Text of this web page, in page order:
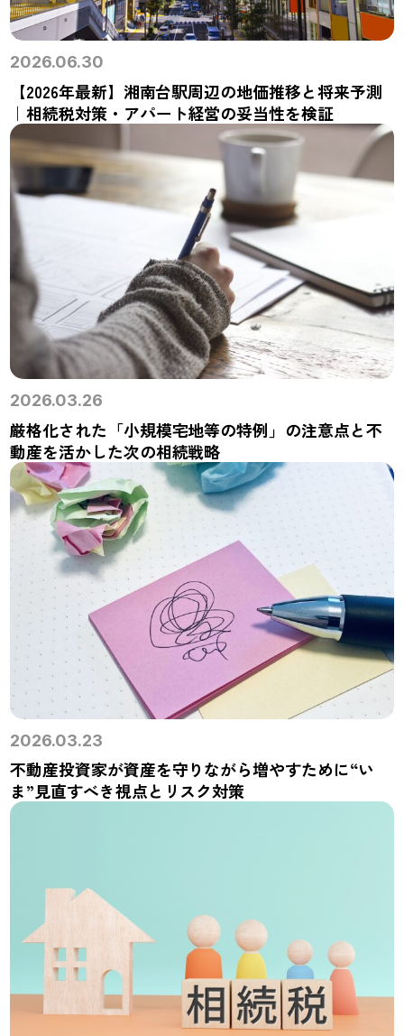
2026.06.30
【2026年最新】湘南台駅周辺の地価推移と将来予測
｜相続税対策・アパート経営の妥当性を検証
2026.03.26
厳格化された「小規模宅地等の特例」の注意点と不
動産を活かした次の相続戦略
2026.03.23
不動産投資家が資産を守りながら増やすために“い
ま”見直すべき視点とリスク対策